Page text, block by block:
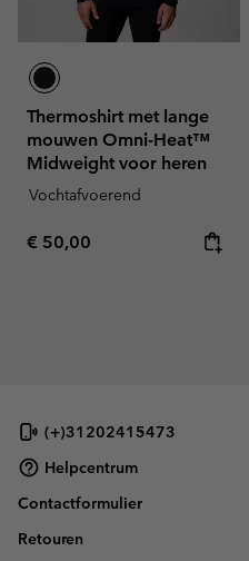
Thermoshirt met lange
mouwen Omni-Heat™
Midweight voor heren
Vochtafvoerend
Regular price:
€ 50,00
(+)31202415473
Helpcentrum
Contactformulier
Retouren